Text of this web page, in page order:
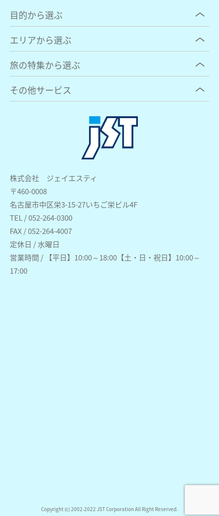
株式会社 ジェイエスティ
〒460-0008
名古屋市中区栄3-15-27いちご栄ビル4F
TEL / 052-264-0300
FAX / 052-264-4007
定休日 / 水曜日
営業時間 / 【平日】10:00～18:00【土・日・祝日】10:00～
17:00
目的から選ぶ
エリアから選ぶ
旅の特集から選ぶ
その他サービス
Copyright (c) 2002-2022 JST Corporation All Right Reserved.